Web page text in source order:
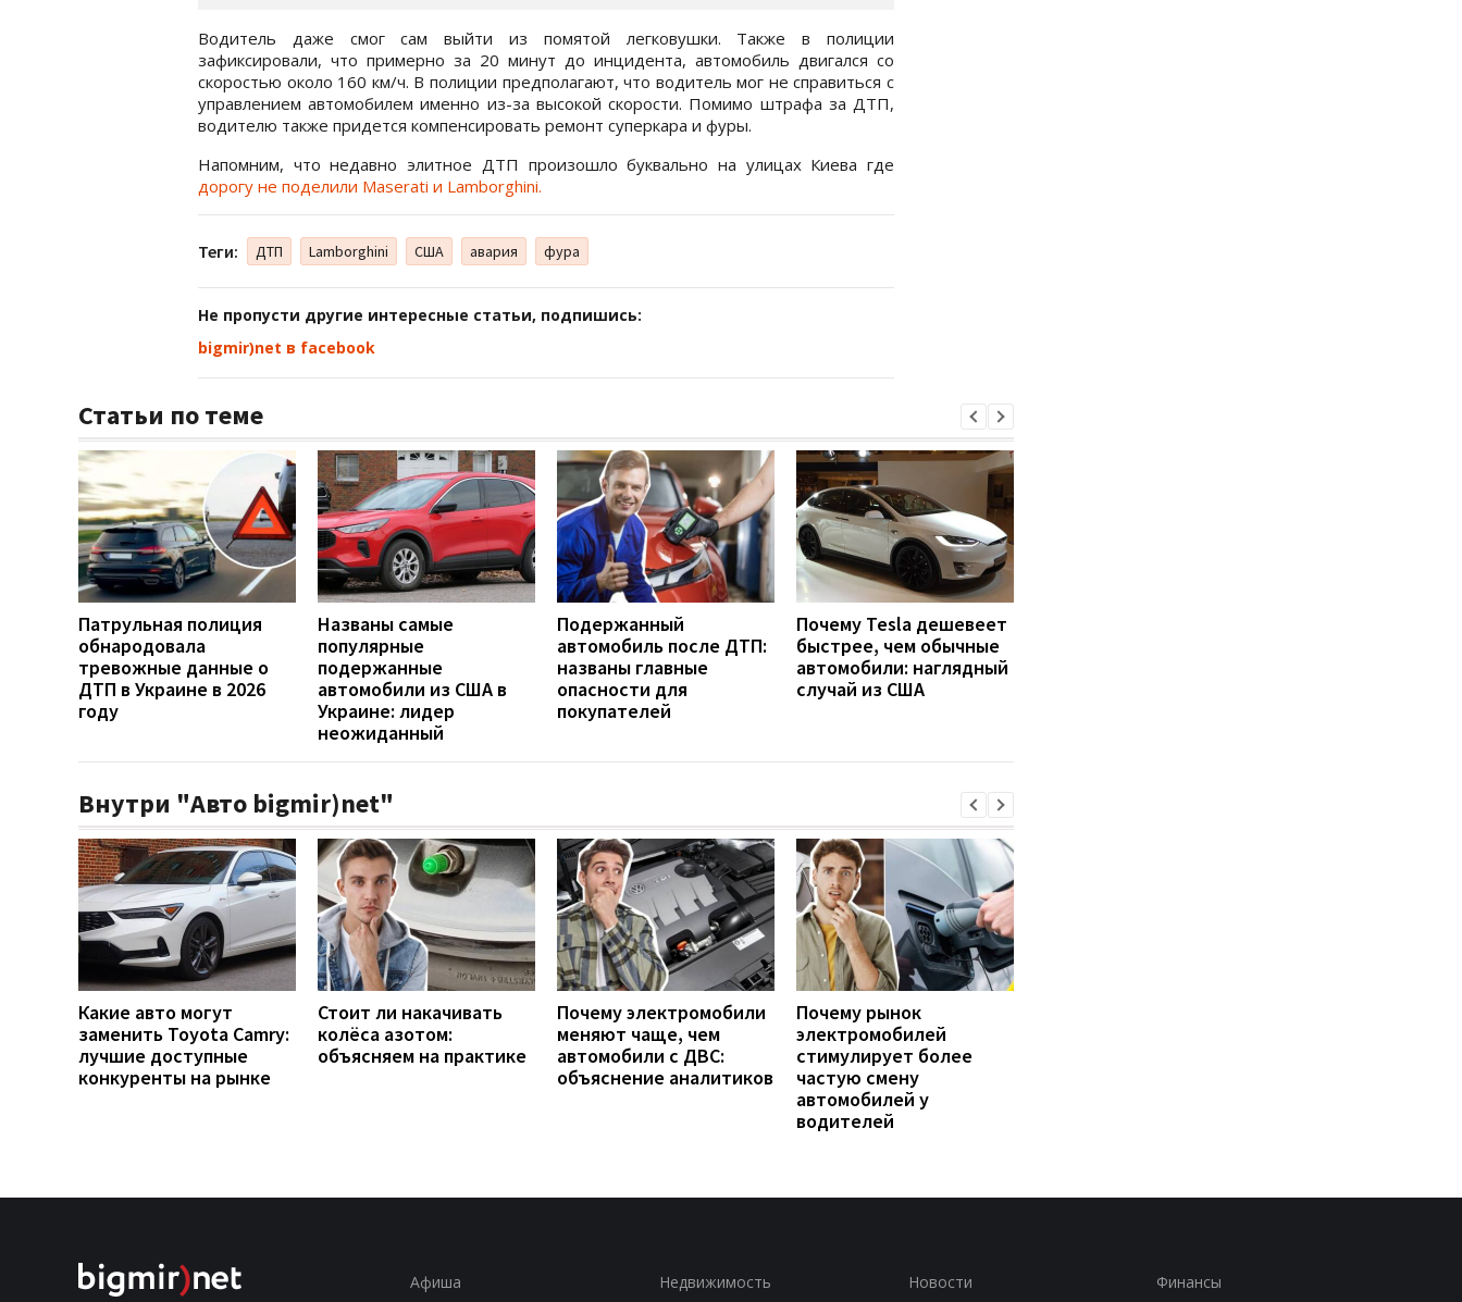
Водитель даже смог сам выйти из помятой легковушки. Также в полиции
зафиксировали, что примерно за 20 минут до инцидента, автомобиль двигался со
скоростью около 160 км/ч. В полиции предполагают, что водитель мог не справиться с
управлением автомобилем именно из-за высокой скорости. Помимо штрафа за ДТП,
водителю также придется компенсировать ремонт суперкара и фуры.
Напомним, что недавно элитное ДТП произошло буквально на улицах Киева где
дорогу не поделили Maserati и Lamborghini.
Теги: ДТП Lamborghini США авария фура
Не пропусти другие интересные статьи, подпишись:
bigmir)net в facebook
Статьи по теме
Патрульная полиция
обнародовала
тревожные данные о
ДТП в Украине в 2026
году
Названы самые
популярные
подержанные
автомобили из США в
Украине: лидер
неожиданный
Подержанный
автомобиль после ДТП:
названы главные
опасности для
покупателей
Почему Tesla дешевеет
быстрее, чем обычные
автомобили: наглядный
случай из США
Внутри "Авто bigmir)net"
Какие авто могут
заменить Toyota Camry:
лучшие доступные
конкуренты на рынке
Стоит ли накачивать
колёса азотом:
объясняем на практике
Почему электромобили
меняют чаще, чем
автомобили с ДВС:
объяснение аналитиков
Почему рынок
электромобилей
стимулирует более
частую смену
автомобилей у
водителей
Афиша Недвижимость Новости Финансы